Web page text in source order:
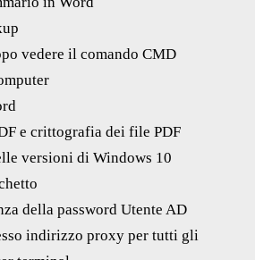
vedere il comando CMD
e crittografia dei file PDF
versioni di Windows 10
della password Utente AD
indirizzo proxy per tutti gli